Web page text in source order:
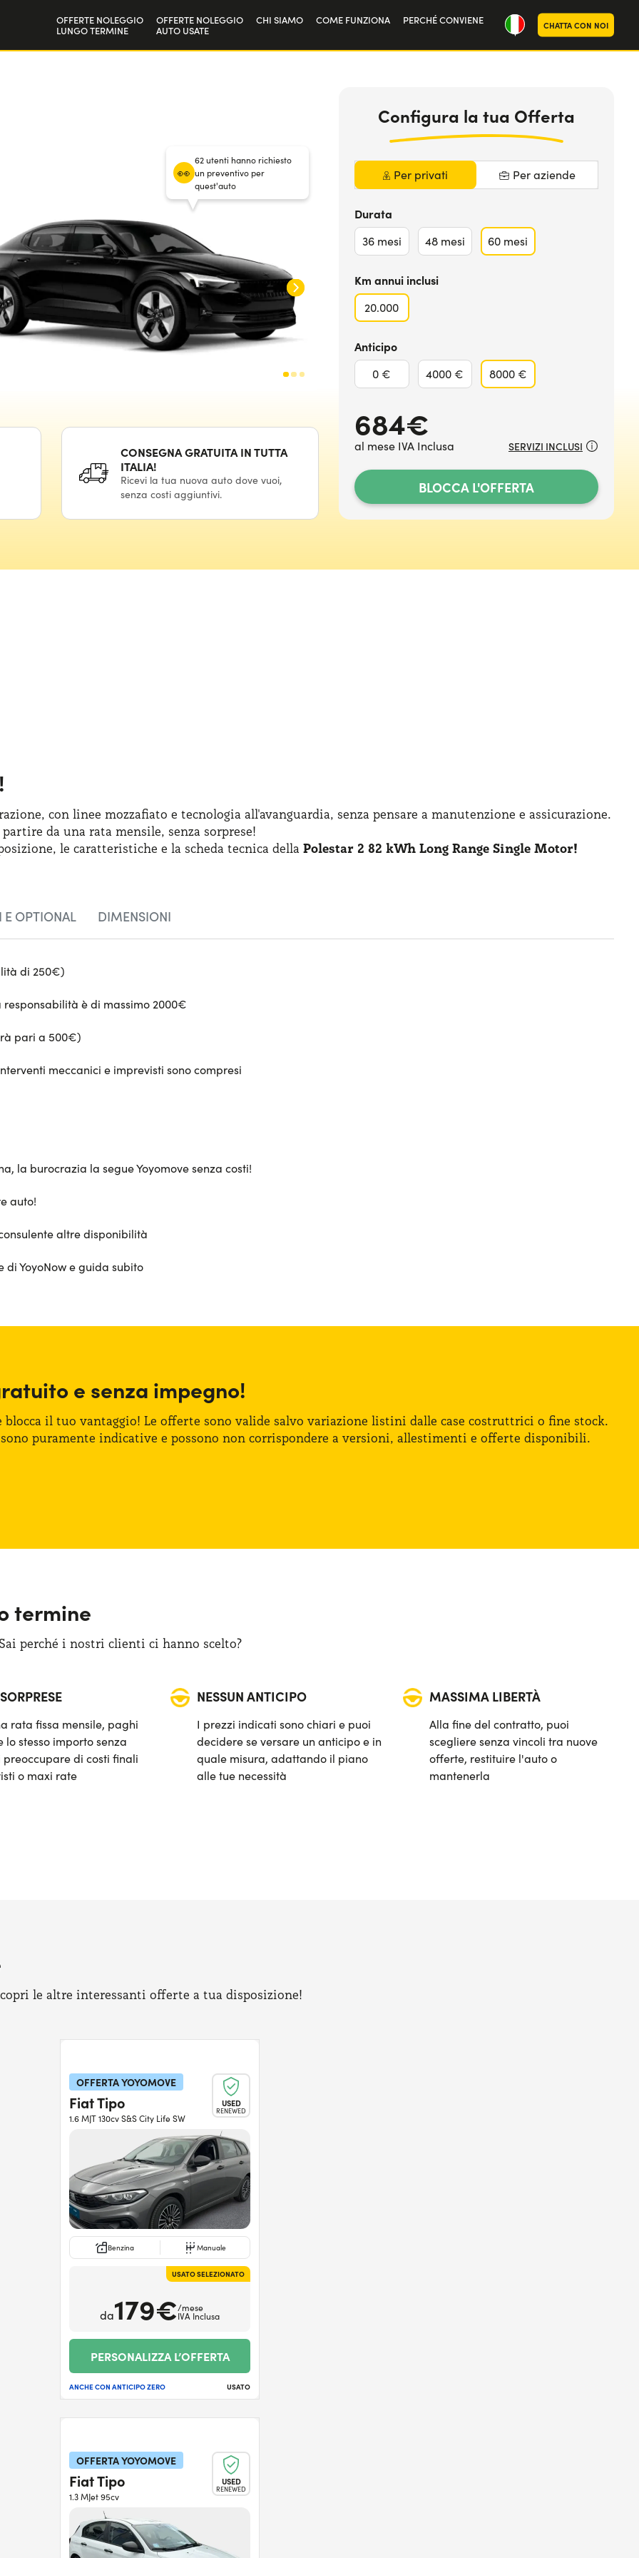
OFFERTE NOLEGGIO
LUNGO TERMINE
OFFERTE NOLEGGIO
AUTO USATE
CHI SIAMO COME FUNZIONA PERCHÉ CONVIENE CHATTA CON NOI
62 utenti hanno richiesto
un preventivo per
quest'auto
Configura la tua Offerta
Per privati Per aziende
Durata
36 mesi 48 mesi 60 mesi
Km annui inclusi
20.000
Anticipo
0 € 4000 € 8000 €
684€
al mese IVA Inclusa
BLOCCA L'OFFERTA
SERVIZI INCLUSI
CONSEGNA GRATUITA IN TUTTA
ITALIA!
Ricevi la tua nuova auto dove vuoi,
senza costi aggiuntivi.
con linee mozzafiato e tecnologia all'avanguardia, senza pensare a manutenzione e assicurazione.
partire da una rata mensile, senza sorprese!
, le caratteristiche e la scheda tecnica della Polestar 2 82 kWh Long Range Single Motor!
E OPTIONAL DIMENSIONI
di 250€)
è di massimo 2000€
pari a 500€)
meccanici e imprevisti sono compresi
la burocrazia la segue Yoyomove senza costi!
auto!
altre disponibilità
YoyoNow e guida subito
e senza impegno!
blocca il tuo vantaggio! Le offerte sono valide salvo variazione listini dalle case costruttrici o fine stock.
puramente indicative e possono non corrispondere a versioni, allestimenti e offerte disponibili.
termine
perché i nostri clienti ci hanno scelto?
rata fissa mensile, paghi
lo stesso importo senza
preoccupare di costi finali
o maxi rate
NESSUN ANTICIPO
I prezzi indicati sono chiari e puoi
decidere se versare un anticipo e in
quale misura, adattando il piano
alle tue necessità
MASSIMA LIBERTÀ
Alla fine del contratto, puoi
scegliere senza vincoli tra nuove
offerte, restituire l'auto o
mantenerla
le altre interessanti offerte a tua disposizione!
OFFERTA YOYOMOVE
USED
RENEWED
Fiat Tipo
1.6 MJT 130cv S&S City Life SW
Benzina Manuale
USATO SELEZIONATO
da179€/mese
IVA Inclusa
PERSONALIZZA L’OFFERTA
ANCHE CON ANTICIPO ZERO USATO
OFFERTA YOYOMOVE
USED
RENEWED
Fiat Tipo
1.3 MJet 95cv